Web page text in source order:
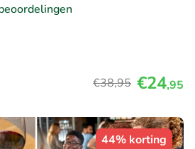
€38,95 €24,95
44% korting